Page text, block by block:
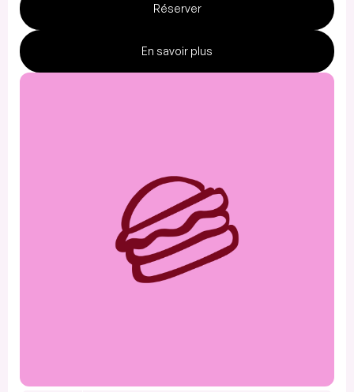
Réserver
En savoir plus